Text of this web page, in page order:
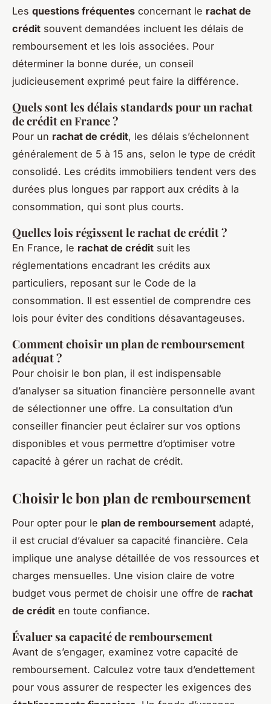
Les questions fréquentes concernant le rachat de
crédit souvent demandées incluent les délais de
remboursement et les lois associées. Pour
déterminer la bonne durée, un conseil
judicieusement exprimé peut faire la différence.
Quels sont les délais standards pour un rachat
de crédit en France ?
Pour un rachat de crédit, les délais s’échelonnent
généralement de 5 à 15 ans, selon le type de crédit
consolidé. Les crédits immobiliers tendent vers des
durées plus longues par rapport aux crédits à la
consommation, qui sont plus courts.
Quelles lois régissent le rachat de crédit ?
En France, le rachat de crédit suit les
réglementations encadrant les crédits aux
particuliers, reposant sur le Code de la
consommation. Il est essentiel de comprendre ces
lois pour éviter des conditions désavantageuses.
Comment choisir un plan de remboursement
adéquat ?
Pour choisir le bon plan, il est indispensable
d’analyser sa situation financière personnelle avant
de sélectionner une offre. La consultation d’un
conseiller financier peut éclairer sur vos options
disponibles et vous permettre d’optimiser votre
capacité à gérer un rachat de crédit.
Choisir le bon plan de remboursement
Pour opter pour le plan de remboursement adapté,
il est crucial d’évaluer sa capacité financière. Cela
implique une analyse détaillée de vos ressources et
charges mensuelles. Une vision claire de votre
budget vous permet de choisir une offre de rachat
de crédit en toute confiance.
Évaluer sa capacité de remboursement
Avant de s’engager, examinez votre capacité de
remboursement. Calculez votre taux d’endettement
pour vous assurer de respecter les exigences des